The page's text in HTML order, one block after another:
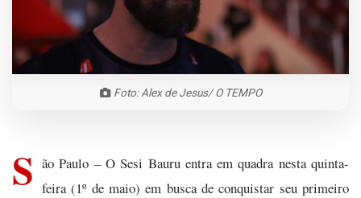
Foto: Alex de Jesus/ O TEMPO
S ão Paulo – O Sesi Bauru entra em quadra nesta quinta-
feira (1º de maio) em busca de conquistar seu primeiro